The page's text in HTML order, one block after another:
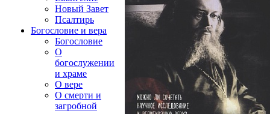
Новый Завет
Псалтирь
Богословие и вера
Богословие
О
богослужении
и храме
О вере
О смерти и
загробной